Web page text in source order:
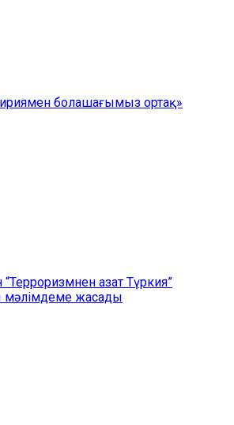
болашағымыз ортақ»
азат Түркия”
мәлімдеме жасады